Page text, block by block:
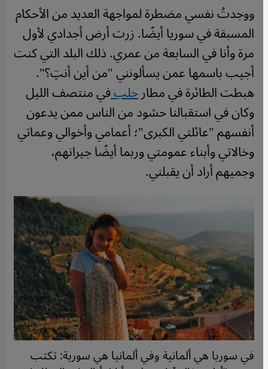
ووجدتُ نفسي مضطرة لمواجهة العديد من الأحكام
المسبقة في سوريا أيضًا. زرت أرض أجدادي لأول
مرة وأنا في السابعة من عمري. ذلك البلد التي كنت
أجيب باسمها عمن يسألونني "من أين أنتِ؟".
هبطت الطائرة في مطارحلبفي منتصف الليل
وكان في استقبالنا حشود من الناس ممن يدعون
أنفسهم "عائلتي الكبرى"؛ أعمامي وأخوالي وعماتي
وخالاتي وأبناء عمومتي وربما أيضًا جيرانهم،
وجميهم أراد أن يقبلني.
في سوريا هي ألمانية وفي ألمانيا هي سورية: تكتب